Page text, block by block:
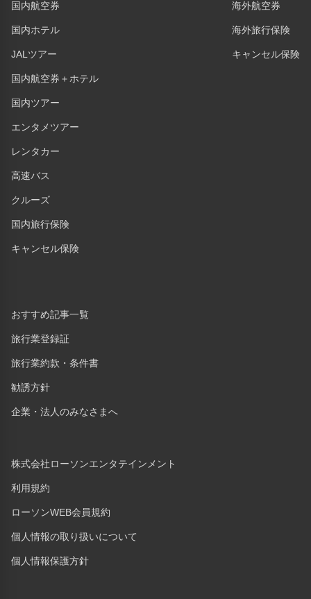
国内航空券
国内ホテル
JALツアー
国内航空券＋ホテル
国内ツアー
エンタメツアー
レンタカー
高速バス
クルーズ
国内旅行保険
キャンセル保険
おすすめ記事一覧
旅行業登録証
旅行業約款・条件書
勧誘方針
企業・法人のみなさまへ
株式会社ローソンエンタテインメント
利用規約
ローソンWEB会員規約
個人情報の取り扱いについて
個人情報保護方針
海外航空券
海外旅行保険
キャンセル保険